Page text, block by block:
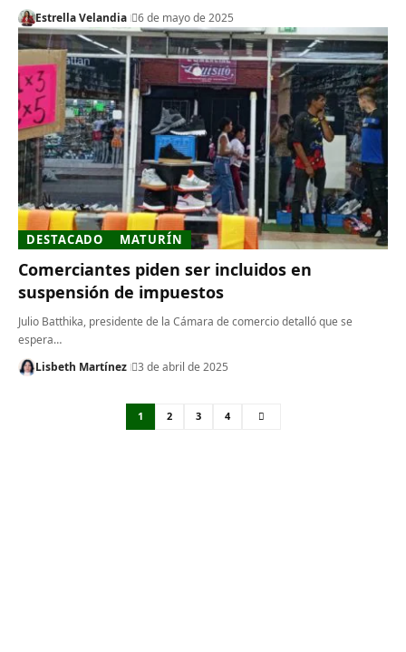
Estrella Velandia
6 de mayo de 2025
DESTACADO MATURÍN
Comerciantes piden ser incluidos en
suspensión de impuestos
Julio Batthika, presidente de la Cámara de comercio detalló que se
espera…
Lisbeth Martínez
3 de abril de 2025
1 2 3 4